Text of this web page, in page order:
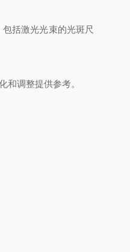
括激光光束的光斑尺
调整提供参考。